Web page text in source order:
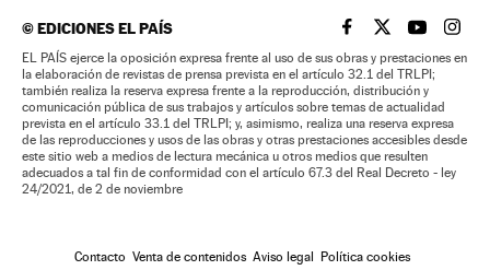
©EDICIONES EL PAÍS EL PAÍS BRASIL EN
EL PAÍSEL PAÍS
EL
EL PAÍS ejerce la oposición expresa frente al uso de sus obras y prestaciones en
la elaboración de revistas de prensa prevista en el artículo 32.1 del TRLPI;
también realiza la reserva expresa frente a la reproducción, distribución y
comunicación pública de sus trabajos y artículos sobre temas de actualidad
prevista en el artículo 33.1 del TRLPI; y, asimismo, realiza una reserva expresa
de las reproducciones y usos de las obras y otras prestaciones accesibles desde
este sitio web a medios de lectura mecánica u otros medios que resulten
adecuados a tal fin de conformidad con el artículo 67.3 del Real Decreto - ley
24/2021, de 2 de noviembre
Contacto Venta de contenidos Aviso legal Política cookies